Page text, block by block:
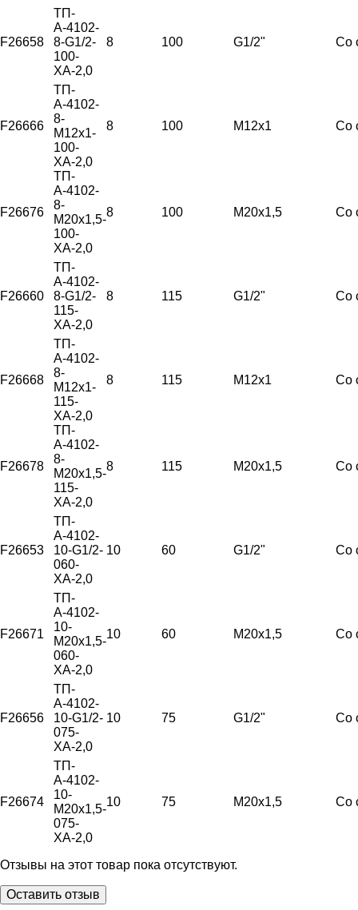
F26658
ТП-
А-4102-
8-G1/2-
100-
ХА-2,0
8 100 G1/2" Со
F26666
ТП-
А-4102-
8-
М12х1-
100-
ХА-2,0
8 100 М12х1 Со
F26676
ТП-
А-4102-
8-
М20х1,5-
100-
ХА-2,0
8 100 М20х1,5 Со
F26660
ТП-
А-4102-
8-G1/2-
115-
ХА-2,0
8 115 G1/2" Со
F26668
ТП-
А-4102-
8-
М12х1-
115-
ХА-2,0
8 115 М12х1 Со
F26678
ТП-
А-4102-
8-
М20х1,5-
115-
ХА-2,0
8 115 М20х1,5 Со
F26653
ТП-
А-4102-
10-G1/2-
060-
ХА-2,0
10 60 G1/2" Со
F26671
ТП-
А-4102-
10-
М20х1,5-
060-
ХА-2,0
10 60 М20х1,5 Со
F26656
ТП-
А-4102-
10-G1/2-
075-
ХА-2,0
10 75 G1/2" Со
F26674
ТП-
А-4102-
10-
М20х1,5-
075-
ХА-2,0
10 75 М20х1,5 Со
Отзывы на этот товар пока отсутствуют.
Оставить отзыв